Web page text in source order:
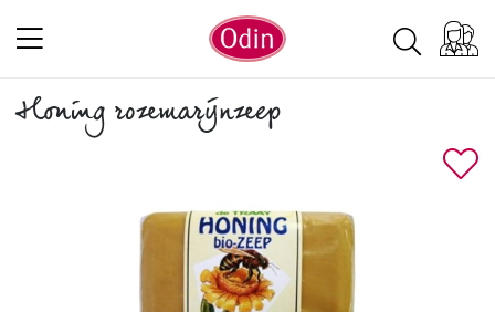
Honing rozemarijnzeep